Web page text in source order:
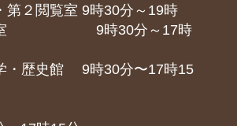
２閲覧室 9時30分～19時
室 9時30分～17時
・歴史館 9時30分〜17時15